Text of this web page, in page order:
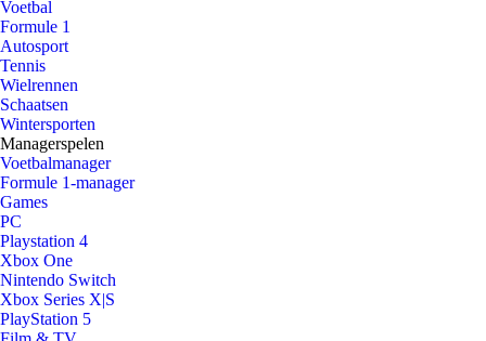
Voetbal
Formule 1
Autosport
Tennis
Wielrennen
Schaatsen
Wintersporten
Managerspelen
Voetbalmanager
Formule 1-manager
Games
PC
Playstation 4
Xbox One
Nintendo Switch
Xbox Series X|S
PlayStation 5